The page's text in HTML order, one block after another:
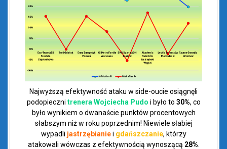
Najwyższą efektywność ataku w side-oucie osiągnęli
podopieczni trenera Wojciecha Pudo i było to 30%, co
było wynikiem o dwanaście punktów procentowych
słabszym niż w roku poprzednim! Niewiele słabiej
wypadli jastrzębianiei gdańszczanie, którzy
atakowali wówczas z efektywnością wynoszącą 28%